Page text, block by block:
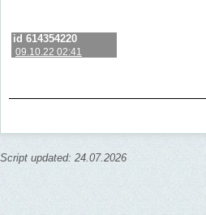
id 614354220
09.10.22 02:41
Script updated: 24.07.2026